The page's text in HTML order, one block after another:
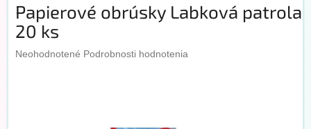
Papierové obrúsky Labková patrola
20 ks
Priemerné
Neohodnotené Podrobnosti hodnotenia